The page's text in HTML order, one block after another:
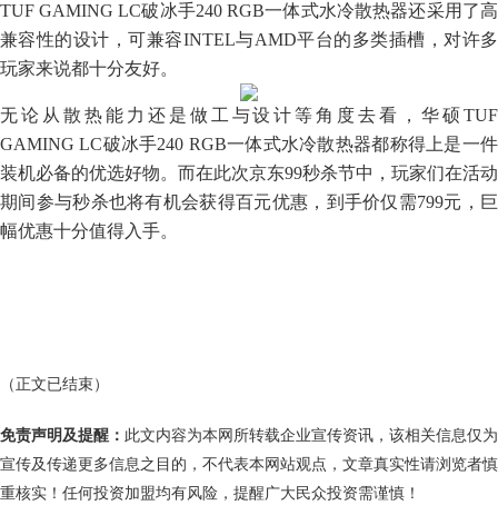
TUF GAMING LC破冰手240 RGB一体式水冷散热器还采用了高
兼容性的设计，可兼容INTEL与AMD平台的多类插槽，对许多
玩家来说都十分友好。
无论从散热能力还是做工与设计等角度去看，华硕TUF
GAMING LC破冰手240 RGB一体式水冷散热器都称得上是一件
装机必备的优选好物。而在此次京东99秒杀节中，玩家们在活动
期间参与秒杀也将有机会获得百元优惠，到手价仅需799元，巨
幅优惠十分值得入手。
（正文已结束）
免责声明及提醒： 此文内容为本网所转载企业宣传资讯，该相关信息仅为
宣传及传递更多信息之目的，不代表本网站观点，文章真实性请浏览者慎
重核实！任何投资加盟均有风险，提醒广大民众投资需谨慎！